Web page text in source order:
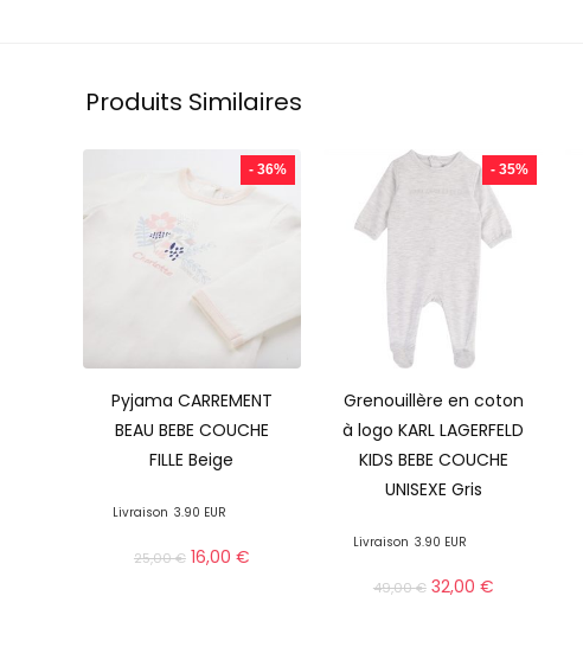
Produits Similaires
- 36%
Pyjama CARREMENT
BEAU BEBE COUCHE
FILLE Beige
Livraison 3.90 EUR
25,00€ 16,00 €
- 35%
Grenouillère en coton
à logo KARL LAGERFELD
KIDS BEBE COUCHE
UNISEXE Gris
Livraison 3.90 EUR
49,00€ 32,00 €